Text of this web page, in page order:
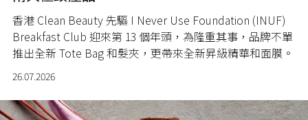
香港 Clean Beauty 先驅 I Never Use Foundation (INUF)
Breakfast Club 迎來第 13 個年頭，為隆重其事，品牌不單
推出全新 Tote Bag 和髮夾，更帶來全新昇級精華和面膜。
26.07.2026